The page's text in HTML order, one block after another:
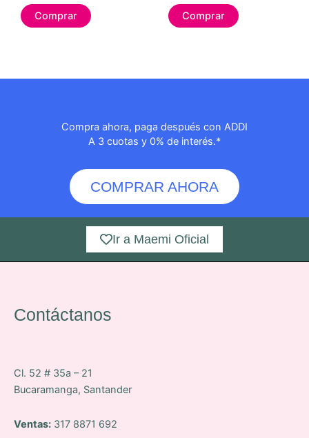
Comprar Comprar
Compra ahora, paga después con ADDI
A 3 cuotas y 0% de interés.*
COMPRAR AHORA
Ir a Maemi Oficial
Contáctanos
Cl. 52 # 35a – 21
Bucaramanga, Santander
Ventas: 317 8871 692